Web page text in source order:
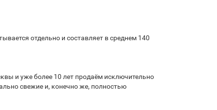
отдельно и составляет в среднем 140
и уже более 10 лет продаём исключительно
свежие и, конечно же, полностью